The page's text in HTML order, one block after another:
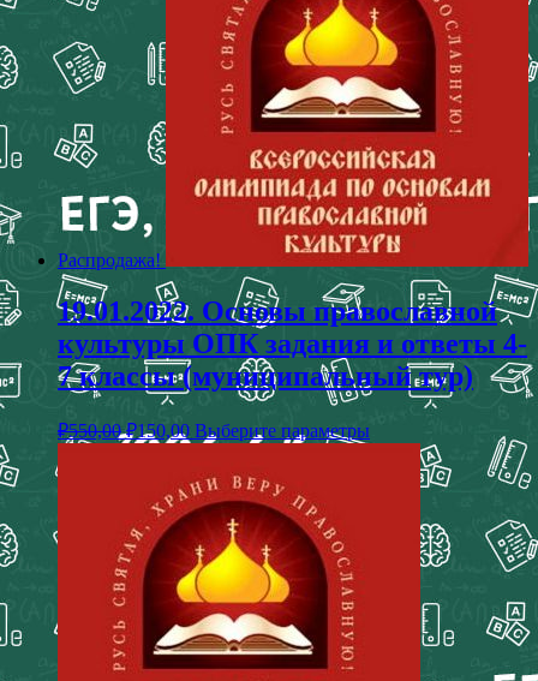
Распродажа!
19.01.2022. Основы православной
культуры ОПК задания и ответы 4-
7 классы (муниципальный тур)
₽550,00 ₽150,00 Выберите параметры